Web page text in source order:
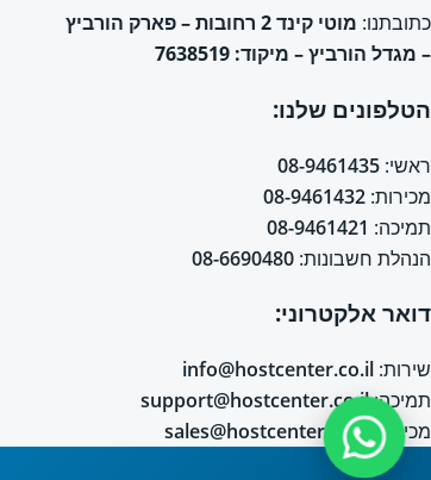
כתובתנו:
מוטי קינד 2 רחובות – פארק הורביץ
– מגדל הורביץ – מיקוד: 7638519
הטלפונים שלנו:
ראשי: 08-9461435
מכירות: 08-9461432
תמיכה: 08-9461421
הנהלת חשבונות: 08-6690480
דואר אלקטרוני:
שירות: info@hostcenter.co.il
תמיכה:support@hostcenter.co.il
מכירות: sales@hostcenter.co.il